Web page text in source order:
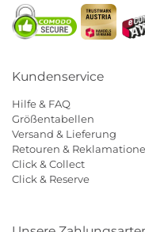
Kundenservice
Hilfe & FAQ
Größentabellen
Versand & Lieferung
Retouren &
Click & Collect
Click & Reserve